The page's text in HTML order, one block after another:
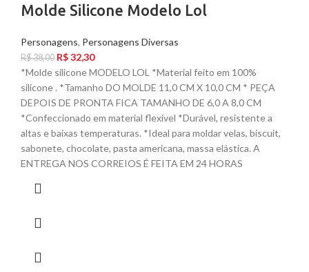
Molde Silicone Modelo Lol
Personagens, Personagens Diversas
R$38,00 R$32,30
*Molde silicone MODELO LOL *Material feito em 100%
silicone . *Tamanho DO MOLDE 11,0 CM X 10,0 CM * PEÇA
DEPOIS DE PRONTA FICA TAMANHO DE 6,0 A 8,0 CM
*Confeccionado em material flexível *Durável, resistente a
altas e baixas temperaturas. *Ideal para moldar velas, biscuit,
sabonete, chocolate, pasta americana, massa elástica. A
ENTREGA NOS CORREIOS É FEITA EM 24 HORAS